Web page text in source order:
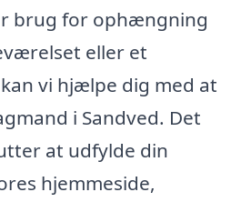
brug for ophængning
eller et
vi hjælpe dig med at
i Sandved. Det
at udfylde din
hjemmeside,